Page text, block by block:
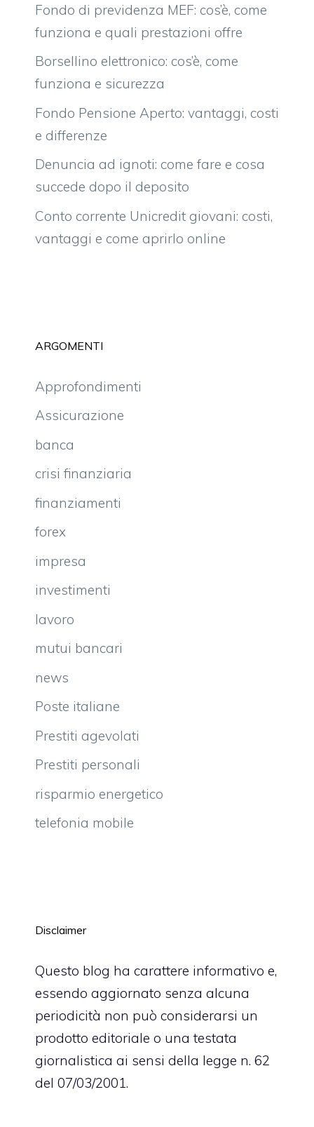
Fondo di previdenza MEF: cos’è, come
funziona e quali prestazioni offre
Borsellino elettronico: cos’è, come
funziona e sicurezza
Fondo Pensione Aperto: vantaggi, costi
e differenze
Denuncia ad ignoti: come fare e cosa
succede dopo il deposito
Conto corrente Unicredit giovani: costi,
vantaggi e come aprirlo online
ARGOMENTI
Approfondimenti
Assicurazione
banca
crisi finanziaria
finanziamenti
forex
impresa
investimenti
lavoro
mutui bancari
news
Poste italiane
Prestiti agevolati
Prestiti personali
risparmio energetico
telefonia mobile
Disclaimer
Questo blog ha carattere informativo e,
essendo aggiornato senza alcuna
periodicità non può considerarsi un
prodotto editoriale o una testata
giornalistica ai sensi della legge n. 62
del 07/03/2001.